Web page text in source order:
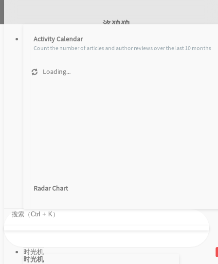
洛狼狼
Activity Calendar
Count the number of articles and author reviews over the last 10 months
Loading...
Radar Chart
Loading...
时光机
时光机
speedtest